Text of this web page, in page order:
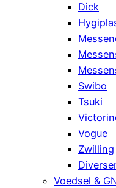
Dick
Swibo
Tsuki
Vogue
Zwilling
Voedsel &